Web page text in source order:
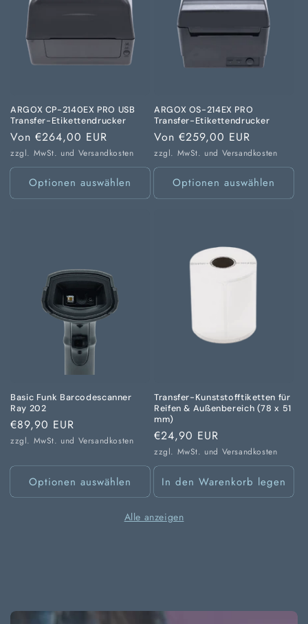
ARGOX CP-2140EX PRO USB
Transfer-Etikettendrucker
Normaler
Preis
Von €264,00 EUR
zzgl. MwSt. und Versandkosten
Optionen auswählen
ARGOX OS-214EX PRO
Transfer-Etikettendrucker
Normaler
Preis
Von €259,00 EUR
zzgl. MwSt. und Versandkosten
Optionen auswählen
Basic Funk Barcodescanner
Ray 202
Normaler
Preis
€89,90 EUR
zzgl. MwSt. und Versandkosten
Optionen auswählen
Transfer-Kunststofftiketten für
Reifen & Außenbereich (78 x 51
mm)
Normaler
Preis
€24,90 EUR
zzgl. MwSt. und Versandkosten
In den Warenkorb legen
Alle anzeigen